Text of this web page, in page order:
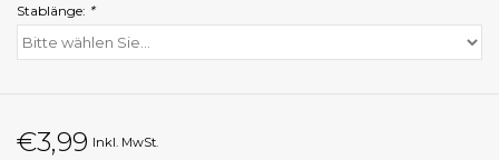
Stablänge: *
€3,99 Inkl. MwSt.